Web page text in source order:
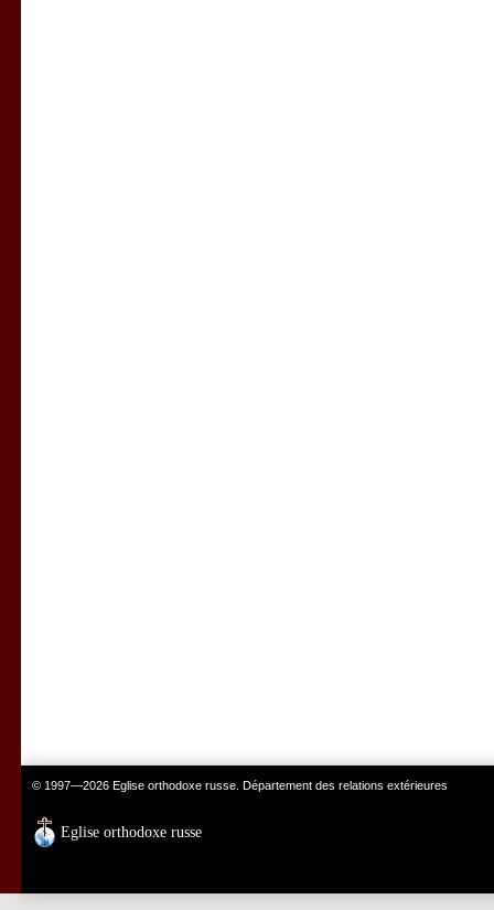
© 1997—2026 Eglise orthodoxe russe. Département des relations extérieures
Eglise orthodoxe russe